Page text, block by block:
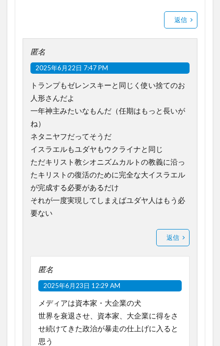
返信
匿名
2025年6月22日 7:47 PM
トランプもゼレンスキーと同じく使い捨てのお
人形さんだよ
一年神主みたいなもんだ（任期はもっと長いが
ね）
ネタニヤフだってそうだ
イスラエルもユダヤもウクライナと同じ
ただキリスト教シオニズムカルトの教義に沿っ
たキリストの復活のために完全な大イスラエル
が完成する必要があるだけ
それが一度実現してしまえばユダヤ人はもう必
要ない
返信
匿名
2025年6月23日 12:29 AM
メディアは資本家・大企業の犬
世界を衰退させ、資本家、大企業に得をさ
せ続けてきた政治が暴走の仕上げに入ると
思う